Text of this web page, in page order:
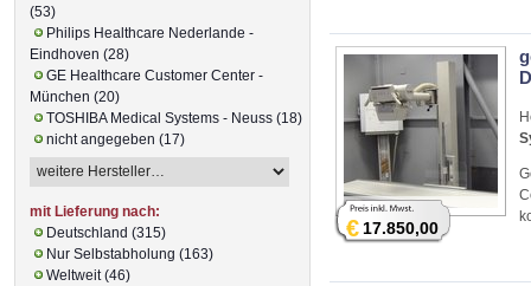
€17.850,00
(53)
Philips Healthcare Nederlande -
Eindhoven (28)
GE Healthcare Customer Center -
München (20)
TOSHIBA Medical Systems - Neuss (18)
nicht angegeben (17)
mit Lieferung nach:
Deutschland (315)
Nur Selbstabholung (163)
Weltweit (46)